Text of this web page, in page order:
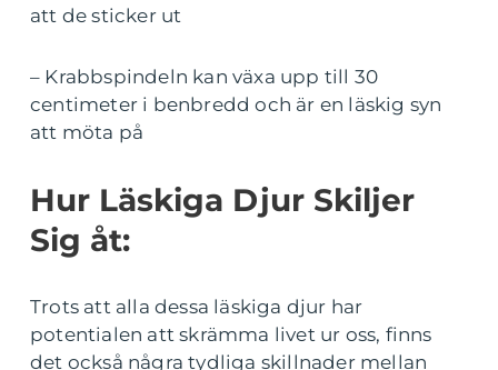
att de sticker ut
– Krabbspindeln kan växa upp till 30
centimeter i benbredd och är en läskig syn
att möta på
Hur Läskiga Djur Skiljer
Sig åt:
Trots att alla dessa läskiga djur har
potentialen att skrämma livet ur oss, finns
det också några tydliga skillnader mellan